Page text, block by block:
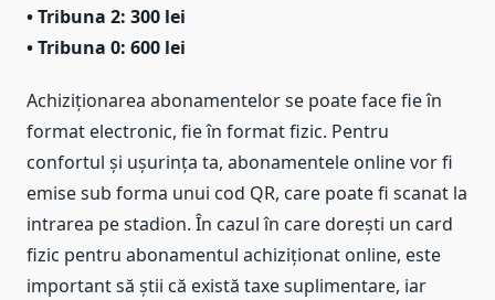
• Tribuna 2: 300 lei
• Tribuna 0: 600 lei
Achiziționarea abonamentelor se poate face fie în
format electronic, fie în format fizic. Pentru
confortul și ușurința ta, abonamentele online vor fi
emise sub forma unui cod QR, care poate fi scanat la
intrarea pe stadion. În cazul în care dorești un card
fizic pentru abonamentul achiziționat online, este
important să știi că există taxe suplimentare, iar